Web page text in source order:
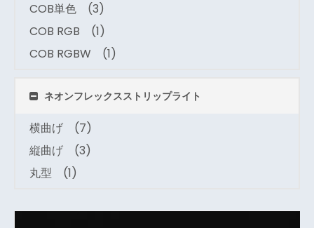
COB単色
(3)
COB RGB
(1)
COB RGBW
(1)
ネオンフレックスストリップライト
横曲げ
(7)
縦曲げ
(3)
丸型
(1)